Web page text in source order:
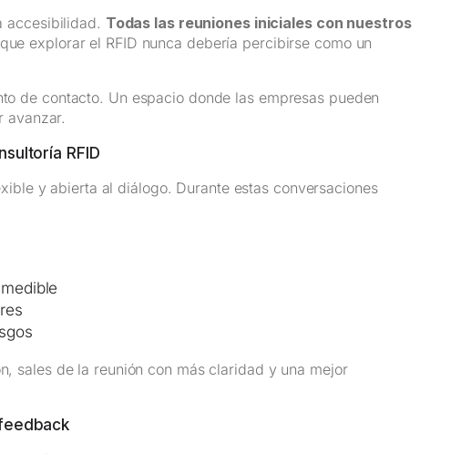
accesibilidad. Todas las reuniones iniciales con nuestros
explorar el RFID nunca debería percibirse como un
de contacto. Un espacio donde las empresas pueden
avanzar.
RFID
y abierta al diálogo. Durante estas conversaciones
sales de la reunión con más claridad y una mejor